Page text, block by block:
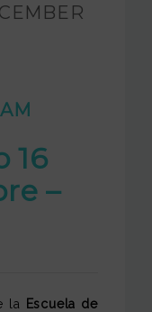
16
–
la
Escuela de